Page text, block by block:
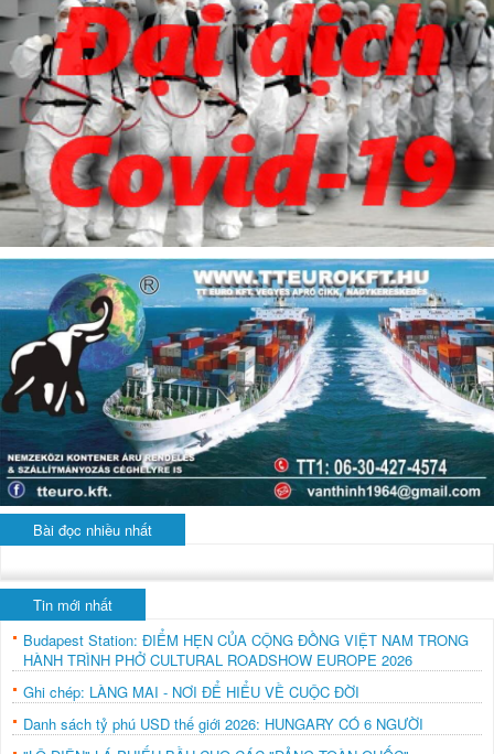
Bài đọc nhiều nhất
Tin mới nhất
Budapest Station: ĐIỂM HẸN CỦA CỘNG ĐỒNG VIỆT NAM TRONG
HÀNH TRÌNH PHỞ CULTURAL ROADSHOW EUROPE 2026
Ghi chép: LÀNG MAI - NƠI ĐỂ HIỂU VỀ CUỘC ĐỜI
Danh sách tỷ phú USD thế giới 2026: HUNGARY CÓ 6 NGƯỜI